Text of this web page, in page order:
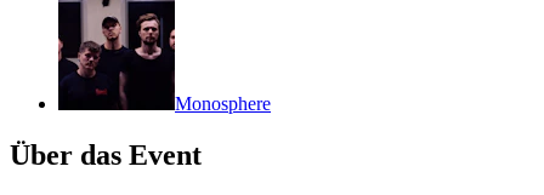
Monosphere
Über das Event